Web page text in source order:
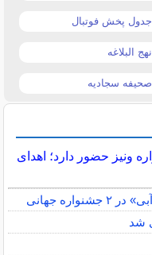
جدول پخش فوتبال
نهج البلاغه
صحیفه سجادیه
ونیز حضور دارد؛ اهدای
جهانی
شد